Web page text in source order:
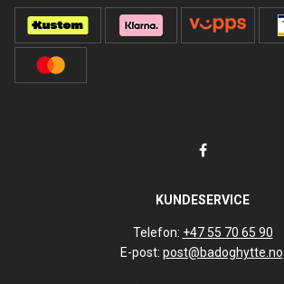
KUNDESERVICE
Telefon: +47 55 70 65 90
E-post: post@badoghytte.no